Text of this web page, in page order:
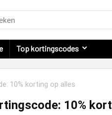
Top kortingscodes
10% korting op alles
10%